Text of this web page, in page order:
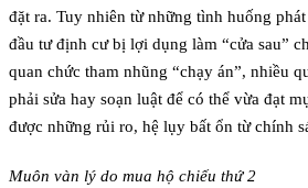
đặt ra. Tuy nhiên từ những tình huống
đầu tư định cư bị lợi dụng làm “cửa sau”
quan chức tham nhũng “chạy án”, nhiều
phải sửa hay soạn luật để có thể vừa đạt
được những rủi ro, hệ lụy bất ổn từ chính
Muôn vàn lý do mua hộ chiếu thứ 2